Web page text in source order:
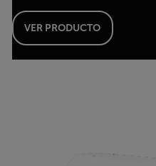
VER PRODUCTO